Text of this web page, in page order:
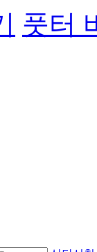
풋터